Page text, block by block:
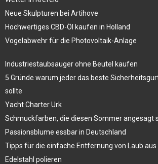
Neue Skulpturen bei Artihove
Hochwertiges CBD-Öl kaufen in Holland
Vogelabwehr für die Photovoltaik-Anlage
Industriestaubsauger ohne Beutel kaufen
5 Gründe warum jeder das beste
sollte
Yacht Charter Urk
Schmuckfarben, die diesen Sommer angesagt
Passionsblume essbar in Deutschland
Tipps für die einfache Entfernung von Laub aus
Edelstahl polieren